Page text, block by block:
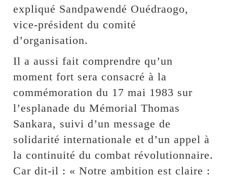
expliqué Sandpawendé Ouédraogo,
vice-président du comité
d’organisation.
Il a aussi fait comprendre qu’un
moment fort sera consacré à la
commémoration du 17 mai 1983 sur
l’esplanade du Mémorial Thomas
Sankara, suivi d’un message de
solidarité internationale et d’un appel à
la continuité du combat révolutionnaire.
Car dit-il : « Notre ambition est claire :